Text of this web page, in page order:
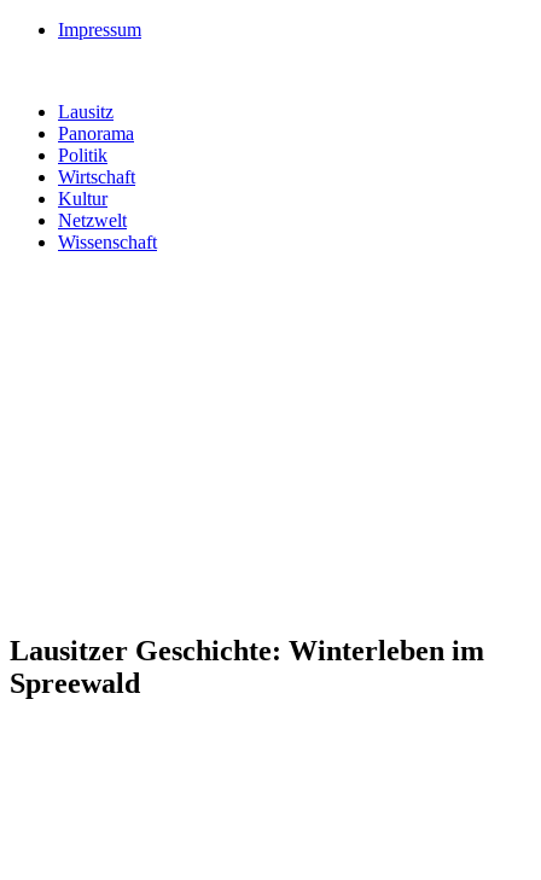
Impressum
Lausitz
Panorama
Politik
Wirtschaft
Kultur
Netzwelt
Wissenschaft
Lausitzer Geschichte: Winterleben im
Spreewald